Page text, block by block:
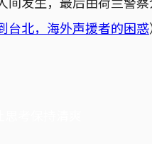
台北，海外声援者的困惑